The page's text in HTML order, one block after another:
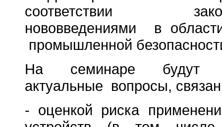
соответствии
нововведениями в
промышленной
На семинаре будут
актуальные вопросы,
- оценкой риска